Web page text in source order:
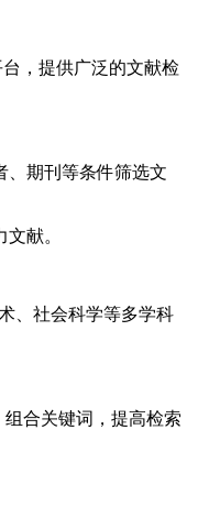
台，提供广泛的文献检
、期刊等条件筛选文
献。
、社会科学等多学科
合关键词，提高检索